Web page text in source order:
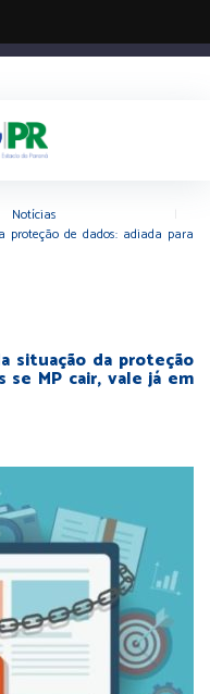
Notícias
proteção de dados: adiada para
situação da proteção
se MP cair, vale já em